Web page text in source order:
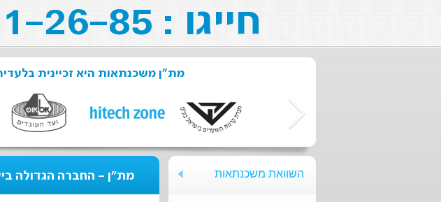
חייגו : 073-211-26-85
מת"ן משכנתאות היא זכיינית
השוואת משכנתאות מת"ן - החברה הגדולה